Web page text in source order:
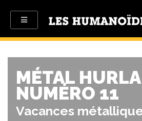
MÉTAL
NUMÉRO 11
Vacances